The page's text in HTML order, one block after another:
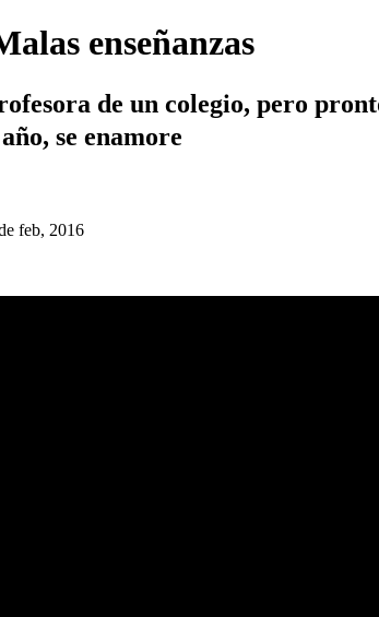
enseñanzas
de un colegio, pero
se enamore
feb, 2016